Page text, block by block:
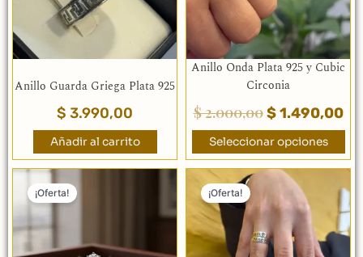
Anillo Guarda Griega Plata 925
$ 3.990,00
Añadir al carrito
Anillo Onda Plata 925 y Cubic
Circonia
$2.000,00 $1.490,00
Seleccionar opciones
opciones
se
pueden
elegir
en
página
producto
¡Oferta!
precios:
$ 2.290,00
variantes.
¡Oferta!
El
precio
original
era:
$ 3.990,00.
El
es: